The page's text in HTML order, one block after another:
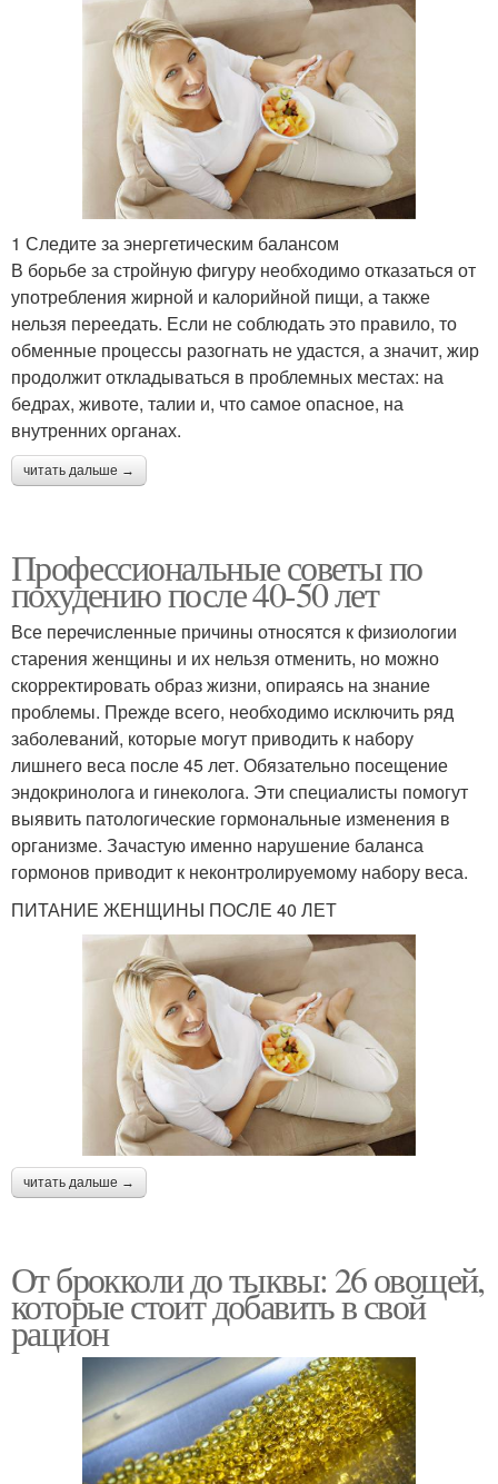
1 Следите за энергетическим балансом
В борьбе за стройную фигуру необходимо отказаться от
употребления жирной и калорийной пищи, а также
нельзя переедать. Если не соблюдать это правило, то
обменные процессы разогнать не удастся, а значит, жир
продолжит откладываться в проблемных местах: на
бедрах, животе, талии и, что самое опасное, на
внутренних органах.
читать дальше →
Профессиональные советы по
похудению после 40-50 лет
Все перечисленные причины относятся к физиологии
старения женщины и их нельзя отменить, но можно
скорректировать образ жизни, опираясь на знание
проблемы. Прежде всего, необходимо исключить ряд
заболеваний, которые могут приводить к набору
лишнего веса после 45 лет. Обязательно посещение
эндокринолога и гинеколога. Эти специалисты помогут
выявить патологические гормональные изменения в
организме. Зачастую именно нарушение баланса
гормонов приводит к неконтролируемому набору веса.
ПИТАНИЕ ЖЕНЩИНЫ ПОСЛЕ 40 ЛЕТ
читать дальше →
От брокколи до тыквы: 26 овощей,
которые стоит добавить в свой
рацион